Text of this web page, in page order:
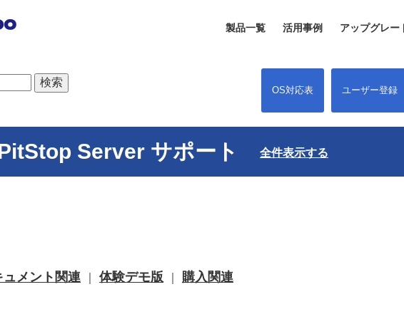
製品一覧 活用事例 アップグレー
OS対応表 ユーザー登録
Server サポート 全件表示する
ュメント関連 体験デモ版 購入関連